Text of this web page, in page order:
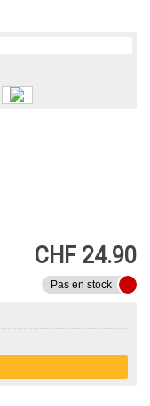
CHF 24.90
Pas en stock